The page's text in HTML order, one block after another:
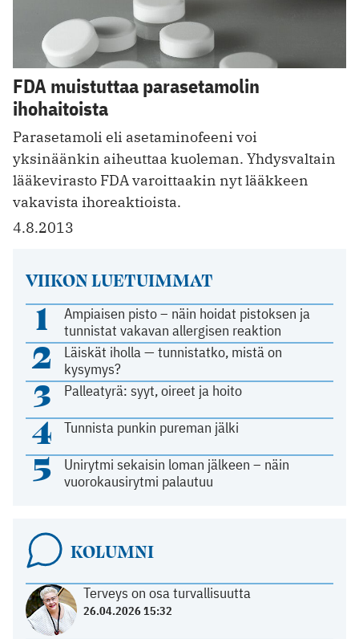
FDA muistuttaa parasetamolin
ihohaitoista
Parasetamoli eli asetaminofeeni voi
yksinäänkin aiheuttaa kuoleman. Yhdysvaltain
lääkevirasto FDA varoittaakin nyt lääkkeen
vakavista ihoreaktioista.
4.8.2013
VIIKON LUETUIMMAT
1
Ampiaisen pisto – näin hoidat pistoksen ja
tunnistat vakavan allergisen reaktion
2
Läiskät iholla — tunnistatko, mistä on
kysymys?
3 Palleatyrä: syyt, oireet ja hoito
4 Tunnista punkin pureman jälki
5
Unirytmi sekaisin loman jälkeen – näin
vuorokausirytmi palautuu
KOLUMNI
Terveys on osa turvallisuutta
26.04.2026 15:32